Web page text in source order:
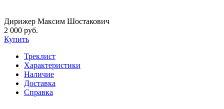
Дирижер Максим Шостакович
2 000 руб.
Купить
Треклист
Характеристики
Наличие
Доставка
Справка